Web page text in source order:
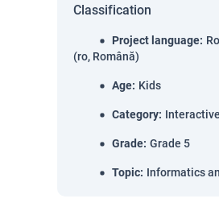
Classification
Project language:
(ro, Română)
Age: Kids
Category:
Grade: Grade 5
Topic: Informatics